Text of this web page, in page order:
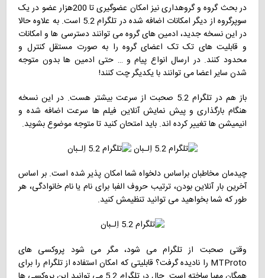
در بحث گروه و گروه‎داری نیز امکان عضوگیری تا 200هزار عضو در یک
سوپرگروه از دیگر امکانات اضافه شده در تلگرام 5.2 است. به علاوه حالا
در این نسخه جدید، ادمین های گروه می توانند دسترسی ها و امکانات
و قابلیت های تک تک اعضای گروه را به صورت مستقل کنترل و
محدود کنند. در ارسال انواع پیام و … حتی ادمین ها بدون متوجه
شدن سایر اعضا می توانند با یکدیگر چت کنند!
باز هم در تلگرام 5.2 صحبت از سرعت بیشتر هست. در این نسخه
هنگام بارگذاری و پیش نمایش آنلاین فیلم ها سرعت اضافه شده و
انیمیشن ها تغییر کرده اند. باید امتحان کنید تا متوجه موضوع بشوید.
چیدمان مخاطبان براساس دلخواه شما امکان پذیر شده است. بر اساس
آخرین بار آنلاین بودن، ترتیب حروف الفبا برای نام یا نام خانوادگی، هر
طور که شما بخواهید می توانید تنظیمش کنید.
وقتی صحبت از تلگرام می شود، مگر می شود پروکسی های
MTProto را نادیده گرفت؟ قابلیتی که امکان استفاده از تلگرام را برای